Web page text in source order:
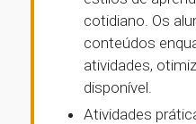
cotidiano. Os
conteúdos
atividades,
disponível.
Atividades